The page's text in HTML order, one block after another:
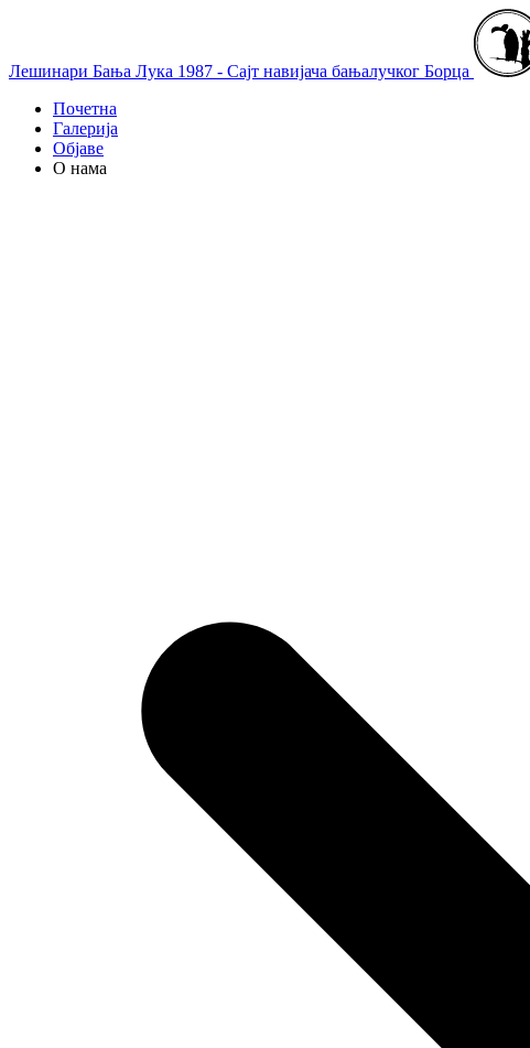
Лешинари Бања Лука 1987 - Сајт навијача бањалучког Борца
Почетна
Галерија
Објаве
О нама